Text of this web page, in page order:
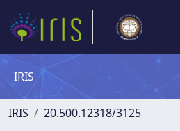
IRIS
IRIS 20.500.12318/3125